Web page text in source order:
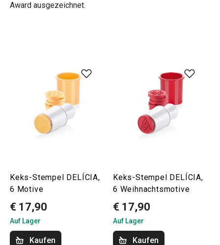
Award ausgezeichnet.
Keks-Stempel DELÍCIA,
6 Motive
€ 17,90
Auf Lager
Kaufen
Keks-Stempel DELÍCIA,
6 Weihnachtsmotive
€ 17,90
Auf Lager
Kaufen